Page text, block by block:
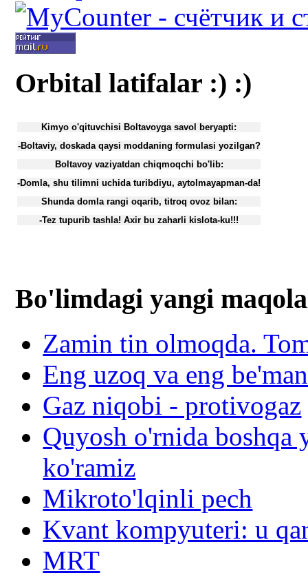
Orbital latifalar :) :)
Kimyo o'qituvchisi Boltavoyga savol beryapti:
-Boltaviy, doskada qaysi moddaning formulasi yozilgan?
Boltavoy vaziyatdan chiqmoqchi bo'lib:
-Domla, shu tilimni uchida turibdiyu, aytolmayapman-da!
Shunda domla rangi oqarib, titroq ovoz bilan:
-Tez tupurib tashla! Axir bu zaharli kislota-ku!!!
Bo'limdagi yangi
Zamin tin olmoqda.
Eng uzoq va eng
Gaz niqobi - protivogaz
Quyosh o'rnida
ko'ramiz
Mikroto'lqinli pech
Kvant kompyuteri: u
MRT